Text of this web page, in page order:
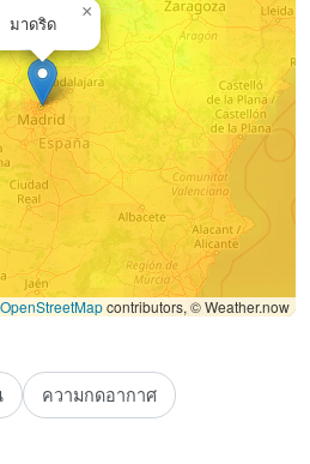
มาดริด
×
OpenStreetMapcontributors, © Weather.now
ความกดอากาศ